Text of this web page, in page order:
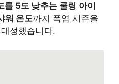
를 5도 낮추는 쿨링 아이
워 온도까지 폭염 시즌을
성했습니다.